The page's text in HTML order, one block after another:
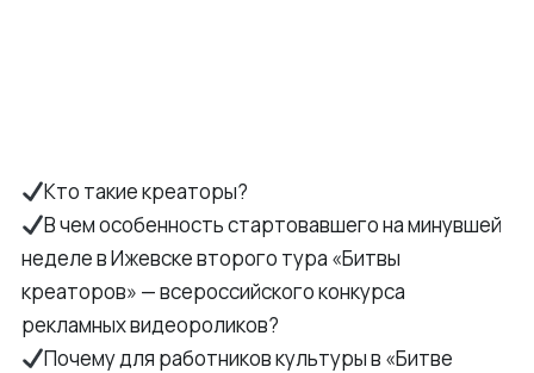
Кто такие креаторы?
В чем особенность стартовавшего на минувшей
неделе в Ижевске второго тура «Битвы
креаторов» — всероссийского конкурса
рекламных видеороликов?
Почему для работников культуры в «Битве